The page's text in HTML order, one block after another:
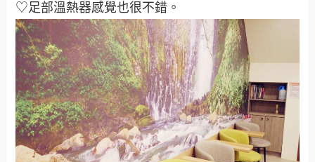
♡足部溫熱器感覺也很不錯。